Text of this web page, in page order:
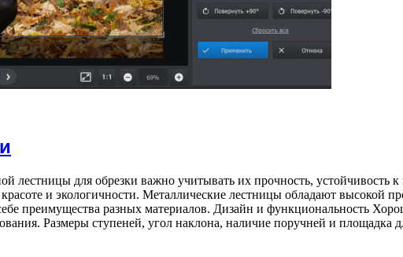
лестницы для обрезки важно учитывать их прочность, устойчивость к
и экологичности. Металлические лестницы обладают высокой
преимущества разных материалов. Дизайн и функциональность
Размеры ступеней, угол наклона, наличие поручней и площадка